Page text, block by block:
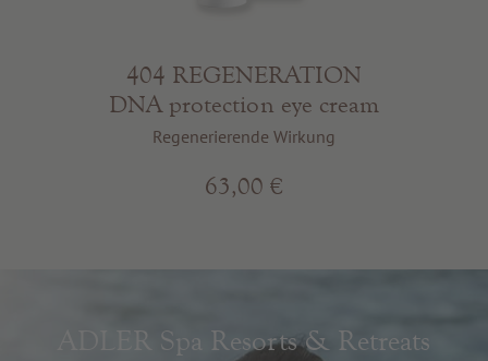
404 REGENERATION
DNA protection eye cream
Regenerierende Wirkung
63,00 €
ADLER Spa Resorts & Retreats